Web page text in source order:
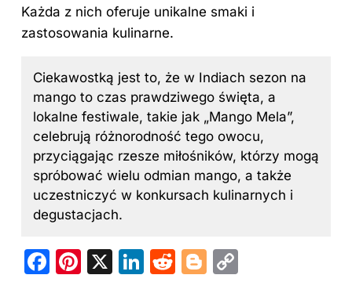
Każda z nich oferuje unikalne smaki i
zastosowania kulinarne.
Ciekawostką jest to, że w Indiach sezon na
mango to czas prawdziwego święta, a
lokalne festiwale, takie jak „Mango Mela”,
celebrują różnorodność tego owocu,
przyciągając rzesze miłośników, którzy mogą
spróbować wielu odmian mango, a także
uczestniczyć w konkursach kulinarnych i
degustacjach.
F
Pi X
Li R
Bl